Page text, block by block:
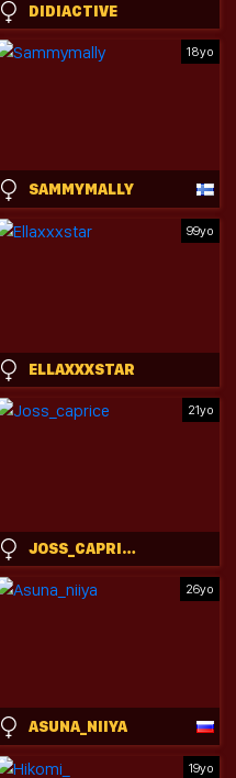
DIDIACTIVE
18yo
SAMMYMALLY
99yo
ELLAXXXSTAR
21yo
JOSS_CAPRICE
26yo
ASUNA_NIIYA
19yo